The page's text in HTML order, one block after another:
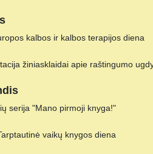
kalbos ir kalbos terapijos diena
žiniasklaidai apie raštingumo
serija "Mano pirmoji knyga!"
vaikų knygos diena